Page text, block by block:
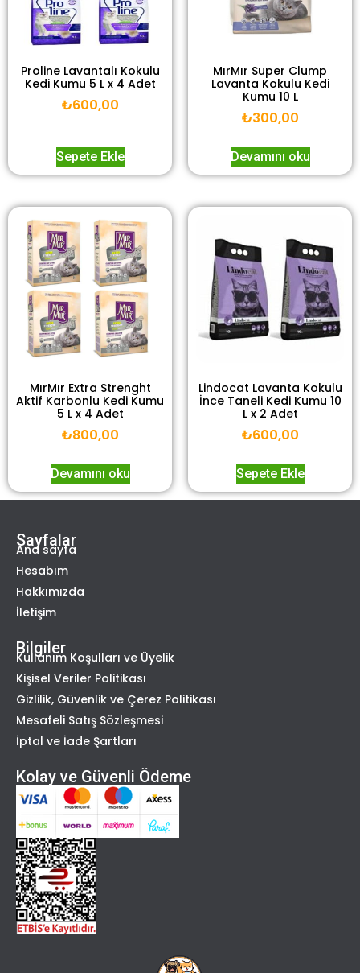
Proline Lavantalı Kokulu
Kedi Kumu 5 L x 4 Adet
₺600,00
Sepete Ekle
MırMır Super Clump
Lavanta Kokulu Kedi
Kumu 10 L
₺300,00
Devamını oku
MırMır Extra Strenght
Aktif Karbonlu Kedi Kumu
5 L x 4 Adet
₺800,00
Devamını oku
Lindocat Lavanta Kokulu
İnce Taneli Kedi Kumu 10
L x 2 Adet
₺600,00
Sepete Ekle
Sayfalar
Ana sayfa
Hesabım
Hakkımızda
İletişim
Bilgiler
Kullanım Koşulları ve Üyelik
Kişisel Veriler Politikası
Gizlilik, Güvenlik ve Çerez Politikası
Mesafeli Satış Sözleşmesi
İptal ve İade Şartları
Kolay ve Güvenli Ödeme